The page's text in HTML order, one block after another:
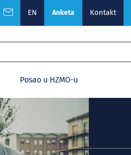
EN Anketa Kontakt
Posao u HZMO-u